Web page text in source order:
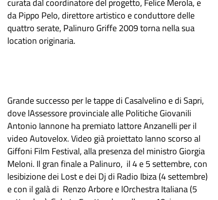
curata dal coordinatore del progetto, Felice Merola, e
da Pippo Pelo, direttore artistico e conduttore delle
quattro serate, Palinuro Griffe 2009 torna nella sua
location originaria.
Grande successo per le tappe di Casalvelino e di Sapri,
dove lAssessore provinciale alle Politiche Giovanili
Antonio Iannone ha premiato lattore Anzanelli per il
video Autovelox. Video già proiettato lanno scorso al
Giffoni Film Festival, alla presenza del ministro Giorgia
Meloni. Il gran finale a Palinuro, il 4 e 5 settembre, con
lesibizione dei Lost e dei Dj di Radio Ibiza (4 settembre)
e con il galà di Renzo Arbore e lOrchestra Italiana (5